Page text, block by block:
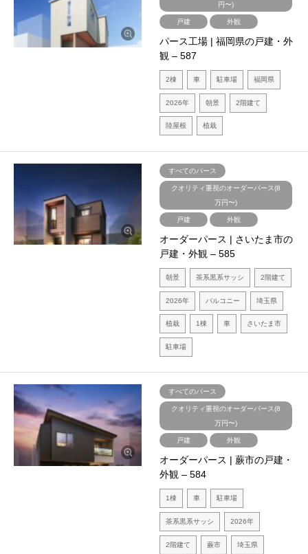
円〜)
戸建 外観
パース工場 | 福岡県の戸建・外
観 – 587
2棟 車 駐車場 福岡県
2026年 朝景 2階建て
陸屋根 植栽
すべてのパース
クオリティ重視のオーダーパース(8
万円〜)
戸建 外観
オーダーパース | さいたま市の
戸建・外観 – 585
朝景 茶系黒系サッシ 2階建て
2026年 バルコニー 埼玉県
植栽 1棟 車 さいたま市
駐車場
すべてのパース
クオリティ重視のオーダーパース(8
万円〜)
戸建 外観
オーダーパース | 蕨市の戸建・
外観 – 584
1棟 車 駐車場
茶系黒系サッシ 2026年
2階建て 蕨市 埼玉県